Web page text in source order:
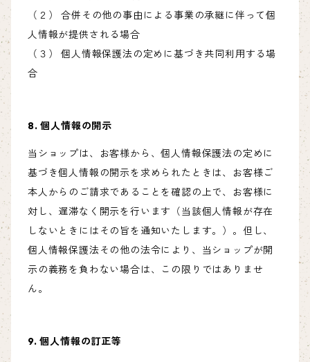
（２） 合併その他の事由による事業の承継に伴って個
人情報が提供される場合
（３） 個人情報保護法の定めに基づき共同利用する場
合
8. 個人情報の開示
当ショップは、お客様から、個人情報保護法の定めに
基づき個人情報の開示を求められたときは、お客様ご
本人からのご請求であることを確認の上で、お客様に
対し、遅滞なく開示を行います（当該個人情報が存在
しないときにはその旨を通知いたします。）。但し、
個人情報保護法その他の法令により、当ショップが開
示の義務を負わない場合は、この限りではありませ
ん。
9. 個人情報の訂正等